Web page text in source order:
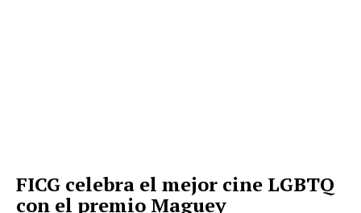
FICG celebra el mejor cine LGBTQ
con el premio Maguey